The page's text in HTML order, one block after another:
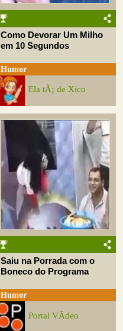
Como Devorar Um Milho
em 10 Segundos
Humor
Ela tÃ¡ de Xico
Saiu na Porrada com o
Boneco do Programa
Humor
Portal VÃ­deo